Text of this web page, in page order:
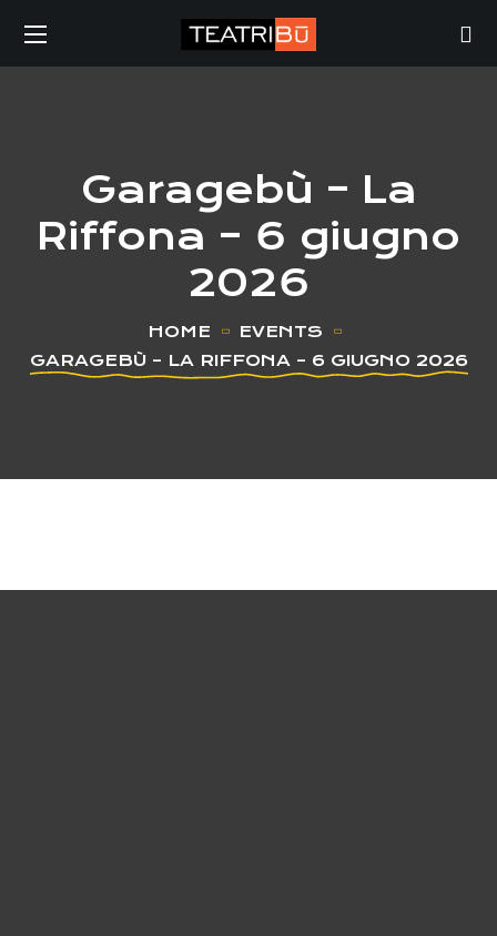
Garagebù – La
Riffona – 6 giugno
2026
HOME
EVENTS
GARAGEBÙ – LA RIFFONA – 6 GIUGNO 2026